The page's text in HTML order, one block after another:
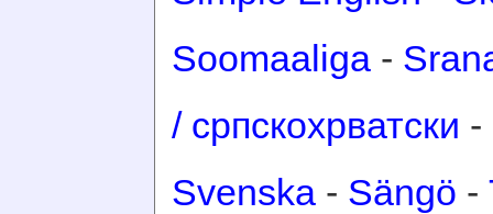
Soomaaliga -
/ српскохрватски -
Svenska - Sängö -